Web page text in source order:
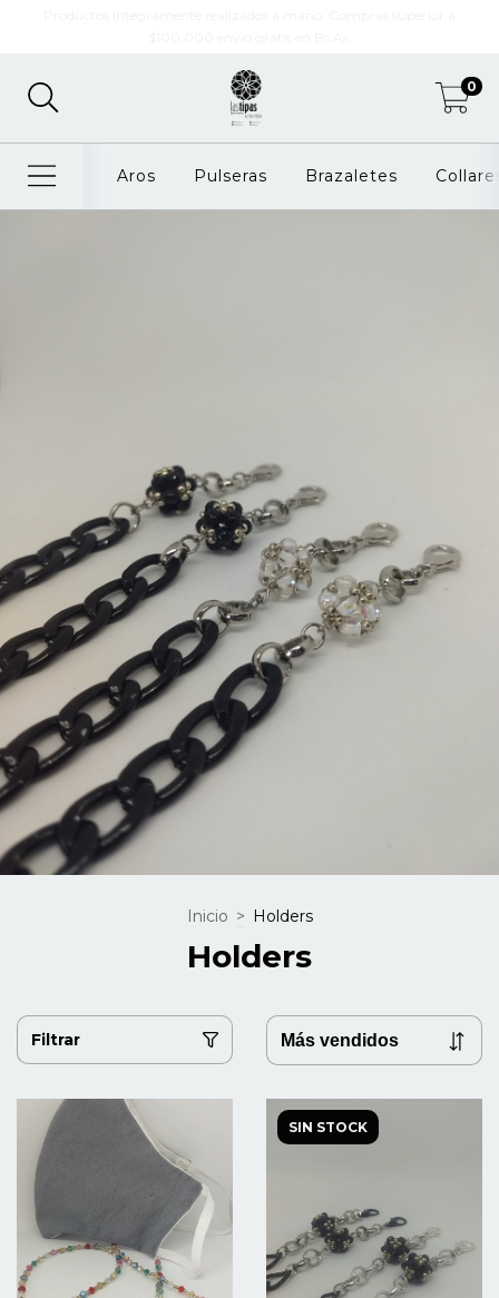
0
Aros Pulseras Brazaletes
Inicio > Holders
Holders
Filtrar
SIN STOCK